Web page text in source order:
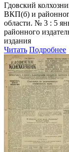
Гдовский
ВКП(б) и
области. № 3 : 5
районного
издания
Читать Подробнее